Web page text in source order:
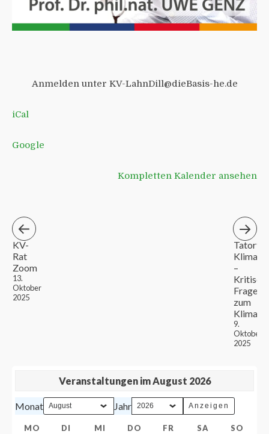
Anmelden unter KV-LahnDill@dieBasis-he.de
iCal
Google
Kompletten Kalender ansehen
KV-
Rat
Zoom
13.
Oktober
2025
Tatort
Klima
–
Fragen
zum
9.
Oktober
2025
Veranstaltungen im August 2026
Monat Jahr
MO DI MI DO FR SA SO